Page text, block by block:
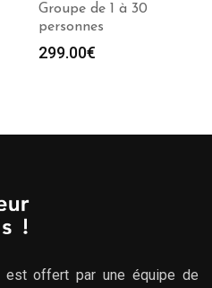
Groupe de 1 à 30
personnes
299.00€
offert par une équipe de